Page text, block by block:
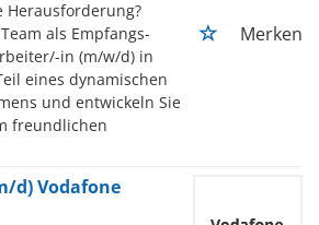
Herausforderung?
als Empfangs-
in (m/w/d) in
eines dynamischen
und entwickeln Sie
freundlichen
Merken
d) Vodafone